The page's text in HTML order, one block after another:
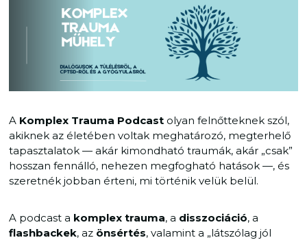
A Komplex Trauma Podcastolyan felnőtteknek szól,
akiknek az életében voltak meghatározó, megterhelő
tapasztalatok — akár kimondható traumák, akár „csak”
hosszan fennálló, nehezen megfogható hatások —, és
szeretnék jobban érteni, mi történik velük belül.
A podcast a komplex trauma, a disszociáció, a
flashbackek, az önsértés, valamint a „látszólag jól